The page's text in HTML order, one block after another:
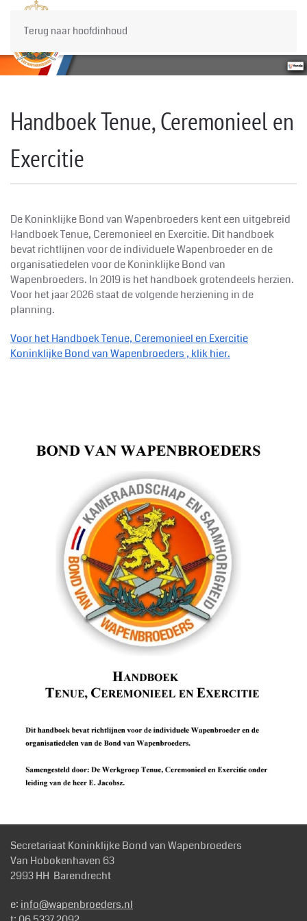
Terug naar hoofdinhoud
Handboek Tenue, Ceremonieel en
Exercitie
De Koninklijke Bond van Wapenbroeders kent een uitgebreid
Handboek Tenue, Ceremonieel en Exercitie. Dit handboek
bevat richtlijnen voor de individuele Wapenbroeder en de
organisatiedelen voor de Koninklijke Bond van
Wapenbroeders. In 2019 is het handboek grotendeels herzien.
Voor het jaar 2026 staat de volgende herziening in de
planning.
Voor het Handboek Tenue, Ceremonieel en Exercitie
Koninklijke Bond van Wapenbroeders , klik hier.
Secretariaat Koninklijke Bond van Wapenbroeders
Van Hobokenhaven 63
2993 HH Barendrecht
e: info@wapenbroeders.nl